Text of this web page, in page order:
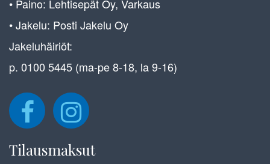
• Paino: Lehtisepät Oy, Varkaus
• Jakelu: Posti Jakelu Oy
Jakeluhäiriöt:
p. 0100 5445 (ma-pe 8-18, la 9-16)
Tilausmaksut